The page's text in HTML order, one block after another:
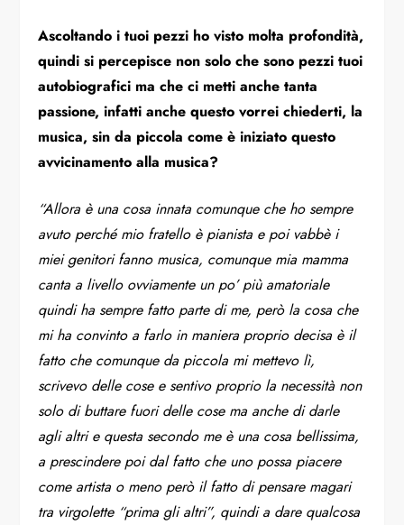
Ascoltando i tuoi pezzi ho visto molta profondità,
quindi si percepisce non solo che sono pezzi tuoi
autobiografici ma che ci metti anche tanta
passione, infatti anche questo vorrei chiederti, la
musica, sin da piccola come è iniziato questo
avvicinamento alla musica?
“Allora è una cosa innata comunque che ho sempre
avuto perché mio fratello è pianista e poi vabbè i
miei genitori fanno musica, comunque mia mamma
canta a livello ovviamente un po’ più amatoriale
quindi ha sempre fatto parte di me, però la cosa che
mi ha convinto a farlo in maniera proprio decisa è il
fatto che comunque da piccola mi mettevo lì,
scrivevo delle cose e sentivo proprio la necessità non
solo di buttare fuori delle cose ma anche di darle
agli altri e questa secondo me è una cosa bellissima,
a prescindere poi dal fatto che uno possa piacere
come artista o meno però il fatto di pensare magari
tra virgolette “prima gli altri”, quindi a dare qualcosa